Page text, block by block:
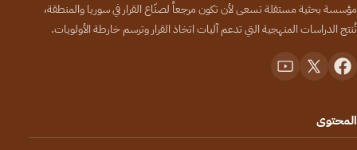
مؤسسة بحثية مستقلة تسعى لأن تكون مرجعاً لصنّاع القرار في سوريا والمنطقة،
تُنتج الدراسات المنهجية التي تدعم آليات اتخاذ القرار وترسم خارطة الأولويات.
المحتوى